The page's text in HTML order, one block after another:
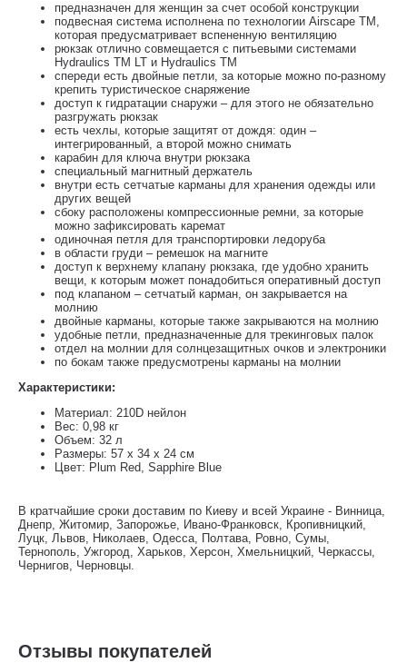
предназначен для женщин за счет особой конструкции
подвесная система исполнена по технологии Airscape TM,
которая предусматривает вспененную вентиляцию
рюкзак отлично совмещается с питьевыми системами
Hydraulics TM LT и Hydraulics TM
спереди есть двойные петли, за которые можно по-разному
крепить туристическое снаряжение
доступ к гидратации снаружи – для этого не обязательно
разгружать рюкзак
есть чехлы, которые защитят от дождя: один –
интегрированный, а второй можно снимать
карабин для ключа внутри рюкзака
специальный магнитный держатель
внутри есть сетчатые карманы для хранения одежды или
других вещей
сбоку расположены компрессионные ремни, за которые
можно зафиксировать каремат
одиночная петля для транспортировки ледоруба
в области груди – ремешок на магните
доступ к верхнему клапану рюкзака, где удобно хранить
вещи, к которым может понадобиться оперативный доступ
под клапаном – сетчатый карман, он закрывается на
молнию
двойные карманы, которые также закрываются на молнию
удобные петли, предназначенные для трекинговых палок
отдел на молнии для солнцезащитных очков и электроники
по бокам также предусмотрены карманы на молнии
Характеристики:
Материал: 210D нейлон
Вес: 0,98 кг
Объем: 32 л
Размеры: 57 х 34 х 24 см
Цвет: Plum Red, Sapphire Blue
В кратчайшие сроки доставим по Киеву и всей Украине - Винница,
Днепр, Житомир, Запорожье, Ивано-Франковск, Кропивницкий,
Луцк, Львов, Николаев, Одесса, Полтава, Ровно, Сумы,
Тернополь, Ужгород, Харьков, Херсон, Хмельницкий, Черкассы,
Чернигов, Черновцы.
Отзывы покупателей